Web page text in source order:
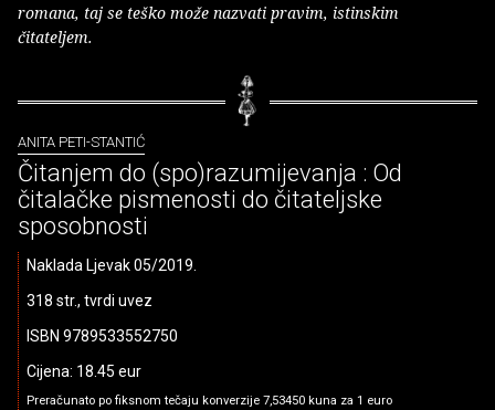
romana, taj se teško može nazvati pravim, istinskim
čitateljem.
ANITA PETI-STANTIĆ
Čitanjem do (spo)razumijevanja : Od
čitalačke pismenosti do čitateljske
sposobnosti
Naklada Ljevak 05/2019.
318 str., tvrdi uvez
ISBN 9789533552750
Cijena: 18.45 eur
Preračunato po fiksnom tečaju konverzije 7,53450 kuna za 1 euro